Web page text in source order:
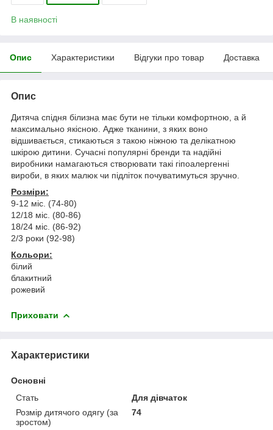
В наявності
Опис Характеристики Відгуки про товар Доставка
Опис
Дитяча спідня білизна має бути не тільки комфортною, а й
максимально якісною. Адже тканини, з яких воно
відшивається, стикаються з такою ніжною та делікатною
шкірою дитини. Сучасні популярні бренди та надійні
виробники намагаються створювати такі гіпоалергенні
вироби, в яких малюк чи підліток почуватимуться зручно.
Розміри:
9-12 міс. (74-80)
12/18 міс. (80-86)
18/24 міс. (86-92)
2/3 роки (92-98)
Кольори:
білий
блакитний
рожевий
Приховати
Характеристики
Основні
Стать
Для дівчаток
Розмір дитячого одягу (за
зростом)
74